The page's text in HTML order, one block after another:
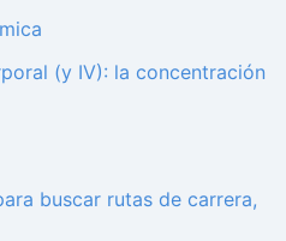
(y IV): la concentración
buscar rutas de carrera,